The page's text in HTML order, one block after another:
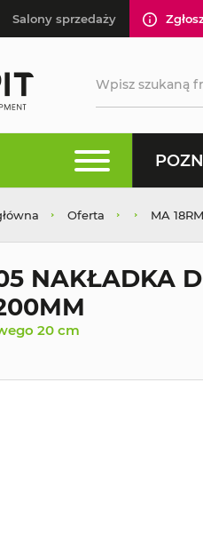
Salony sprzedaży
Oferta MA
NAKŁADKA
20 cm